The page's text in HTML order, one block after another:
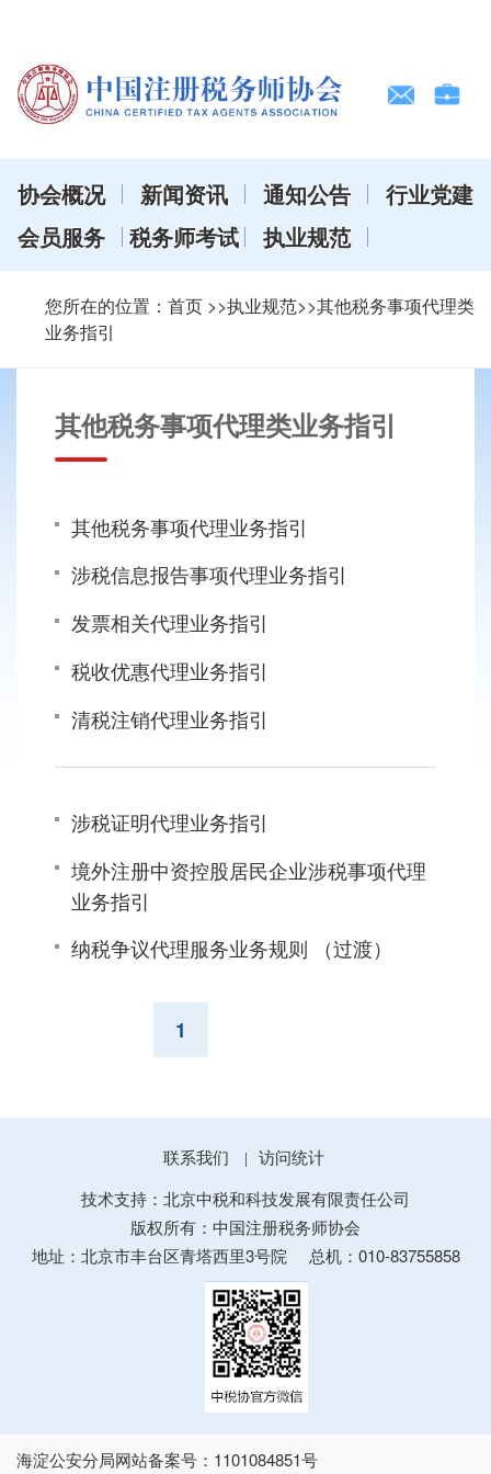
协会概况 新闻资讯 通知公告
行业党建
会员服务
税务师考试 执业规范
您所在的位置： 首页 >>执业规范>>其他税务事项代理类
业务指引
其他税务事项代理类业务指引
其他税务事项代理业务指引
涉税信息报告事项代理业务指引
发票相关代理业务指引
税收优惠代理业务指引
清税注销代理业务指引
涉税证明代理业务指引
境外注册中资控股居民企业涉税事项代理
业务指引
纳税争议代理服务业务规则 （过渡）
1
联系我们 |
访问统计
技术支持：北京中税和科技发展有限责任公司
版权所有：中国注册税务师协会
地址：北京市丰台区青塔西里3号院
总机：010-83755858
海淀公安分局网站备案号：1101084851号